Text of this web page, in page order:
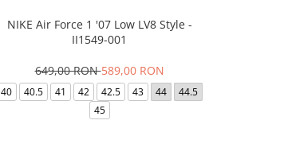
NIKE Air Force 1 '07 Low LV8 Style -
II1549-001
649,00 RON589,00 RON
40 40.5 41 42 42.5 43 44
44.5
45